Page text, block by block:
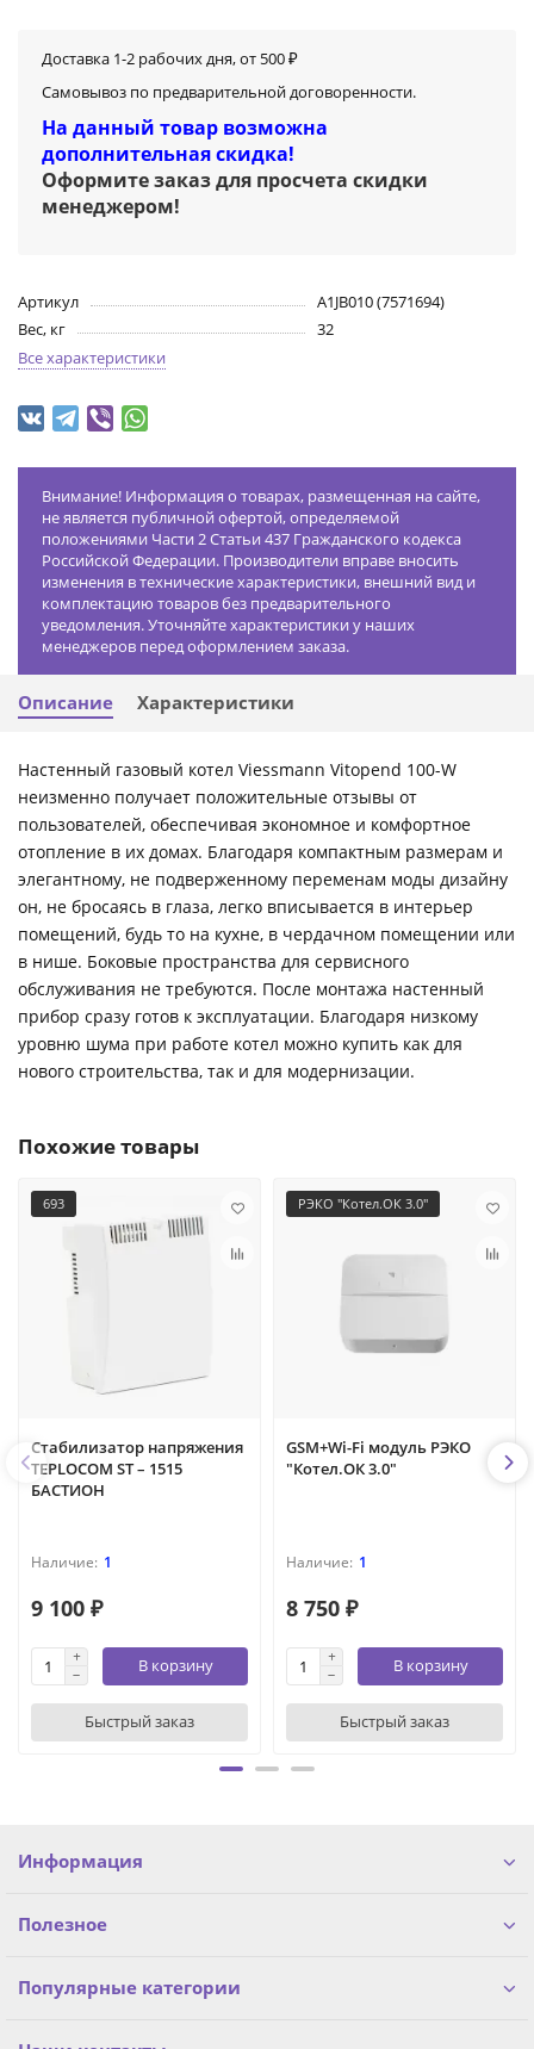
Доставка 1-2 рабочих дня, от 500 ₽
Самовывоз по предварительной договоренности.
На данный товар возможна
дополнительная скидка!
Оформите заказ для просчета скидки
менеджером!
Артикул
A1JB010 (7571694)
Вес, кг
32
Все характеристики
Внимание! Информация о товарах, размещенная на сайте,
не является публичной офертой, определяемой
положениями Части 2 Статьи 437 Гражданского кодекса
Российской Федерации. Производители вправе вносить
изменения в технические характеристики, внешний вид и
комплектацию товаров без предварительного
уведомления. Уточняйте характеристики у наших
менеджеров перед оформлением заказа.
Описание Характеристики
Настенный газовый котел Viessmann Vitopend 100-W
неизменно получает положительные отзывы от
пользователей, обеспечивая экономное и комфортное
отопление в их домах. Благодаря компактным размерам и
элегантному, не подверженному переменам моды дизайну
он, не бросаясь в глаза, легко вписывается в интерьер
помещений, будь то на кухне, в чердачном помещении или
в нише. Боковые пространства для сервисного
обслуживания не требуются. После монтажа настенный
прибор сразу готов к эксплуатации. Благодаря низкому
уровню шума при работе котел можно купить как для
нового строительства, так и для модернизации.
Похожие товары
693
Стабилизатор напряжения
TEPLOCOM ST – 1515
БАСТИОН
1
9 100 ₽
В корзину
Быстрый заказ
РЭКО "Котел.ОК 3.0"
GSM+Wi-Fi модуль РЭКО
"Котел.ОК 3.0"
1
8 750 ₽
В корзину
Быстрый заказ
Информация
Полезное
Популярные категории